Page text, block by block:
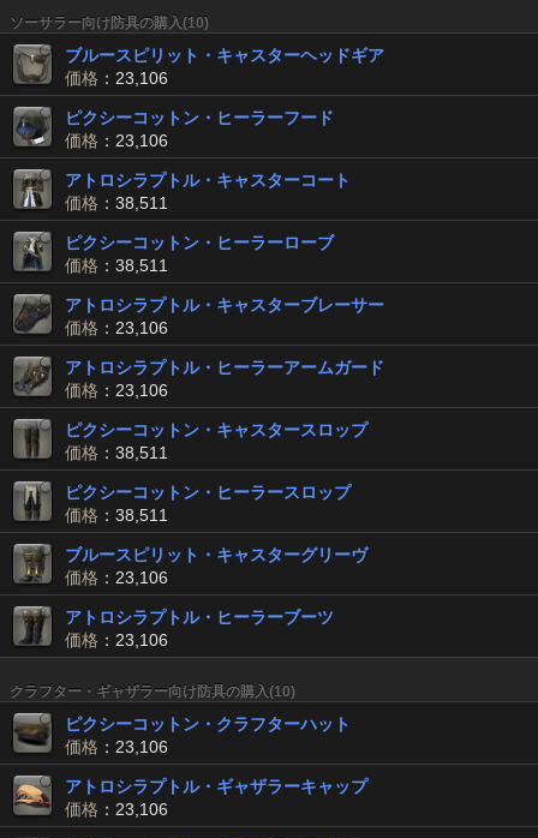
ソーサラー向け防具の購入(10)
ブルースピリット・キャスターヘッドギア
価格 ：23,106
ピクシーコットン・ヒーラーフード
価格 ：23,106
アトロシラプトル・キャスターコート
価格 ：38,511
ピクシーコットン・ヒーラーローブ
価格 ：38,511
アトロシラプトル・キャスターブレーサー
価格 ：23,106
アトロシラプトル・ヒーラーアームガード
価格 ：23,106
ピクシーコットン・キャスタースロップ
価格 ：38,511
ピクシーコットン・ヒーラースロップ
価格 ：38,511
ブルースピリット・キャスターグリーヴ
価格 ：23,106
アトロシラプトル・ヒーラーブーツ
価格 ：23,106
クラフター・ギャザラー向け防具の購入(10)
ピクシーコットン・クラフターハット
価格 ：23,106
アトロシラプトル・ギャザラーキャップ
価格 ：23,106